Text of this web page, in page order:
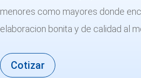
menores como mayores donde
elaboracion bonita y de calidad al
Cotizar